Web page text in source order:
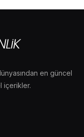
en güncel
içerikler.